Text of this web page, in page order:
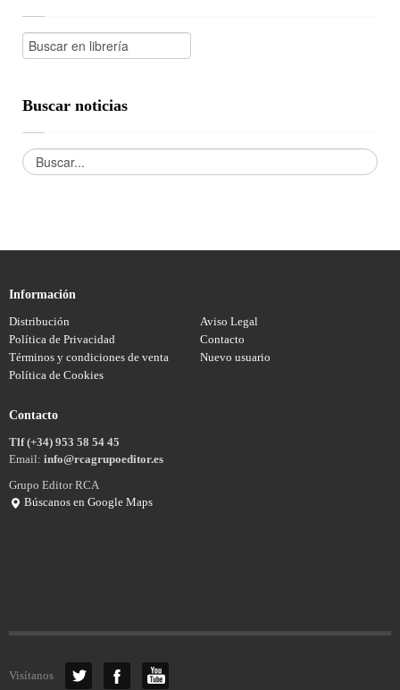
Buscar noticias
Información
Distribución
Aviso Legal
Política de Privacidad
Contacto
Términos y condiciones de venta
Nuevo usuario
Política de Cookies
Contacto
Tlf (+34) 953 58 54 45
Email: info@rcagrupoeditor.es
Grupo Editor RCA
Búscanos en Google Maps
Visítanos